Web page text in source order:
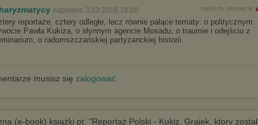
napisano 3.03.2016 16:00 zgłoś do usunięcia
reportaże, cztery odległe, lecz równie palące tematy: o politycznym
Pawła Kukiza, o słynnym agencie Mosadu, o traumie i odejściu z
o radomszczańskiej partyzanckiej historii.
musisz się zalogować
(e-book) książki pt. "Reportaż Polski - Kukiz. Grajek, ktory został